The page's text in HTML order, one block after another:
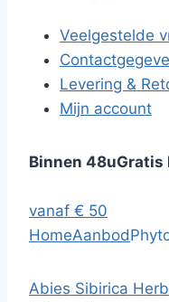
Veelgestelde
Levering &
Mijn account
Binnen 48uGratis
vanaf € 50
HomeAanbod
Abies Sibirica